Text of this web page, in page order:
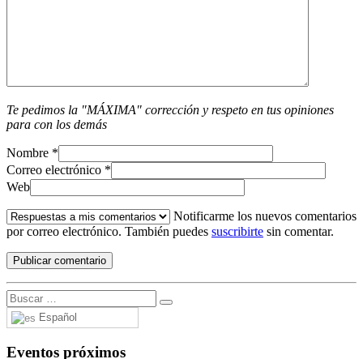
Te pedimos la "MÁXIMA" corrección y respeto en tus opiniones
para con los demás
Nombre *
Correo electrónico *
Web
Notificarme los nuevos comentarios
por correo electrónico. También puedes suscribirte sin comentar.
Español
Eventos próximos